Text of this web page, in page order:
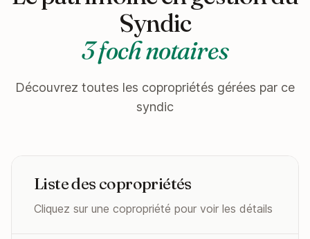
Syndic
3 foch notaires
Découvrez toutes les copropriétés gérées par ce
syndic
Liste des copropriétés
Cliquez sur une copropriété pour voir les détails